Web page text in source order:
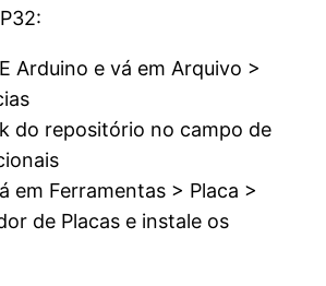
Arduino e vá em Arquivo >
do repositório no campo de
em Ferramentas > Placa >
de Placas e instale os